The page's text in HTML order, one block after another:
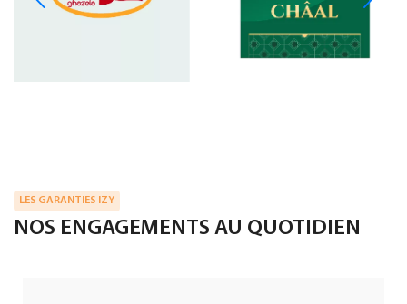
LES GARANTIES IZY
NOS ENGAGEMENTS AU QUOTIDIEN